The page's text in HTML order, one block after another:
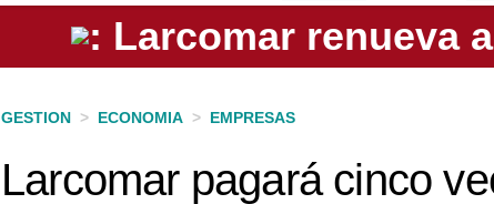
GESTION > ECONOMIA > EMPRESAS
Larcomar pagará cinco